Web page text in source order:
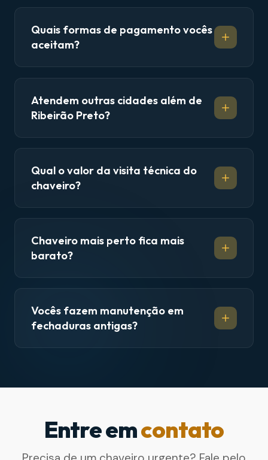
Quais formas de pagamento vocês
aceitam?
Atendem outras cidades além de
Ribeirão Preto?
Qual o valor da visita técnica do
chaveiro?
Chaveiro mais perto fica mais
barato?
Vocês fazem manutenção em
fechaduras antigas?
Entre emcontato